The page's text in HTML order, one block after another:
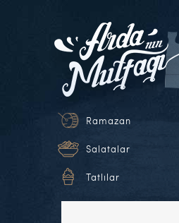
Ramazan
Salatalar
Tatlılar